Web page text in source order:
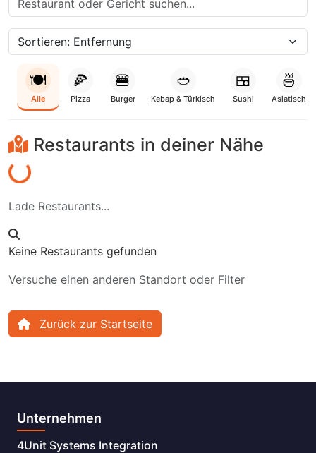
🍽️
Alle
🍕
Pizza
🍔
Burger
🥙
Kebap & Türkisch
🍱
Sushi
🍜
Asiatisch
Restaurants in deiner Nähe
Laden...
Lade Restaurants...
Keine Restaurants gefunden
Versuche einen anderen Standort oder Filter
Zurück zur Startseite
Unternehmen
4Unit Systems Integration